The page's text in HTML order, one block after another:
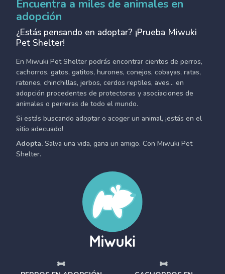
Encuentra a miles de animales en
adopción
¿Estás pensando en adoptar? ¡Prueba Miwuki
Pet Shelter!
En Miwuki Pet Shelter podrás encontrar cientos de perros,
cachorros, gatos, gatitos, hurones, conejos, cobayas, ratas,
ratones, chinchillas, jerbos, cerdos reptiles, aves... en
adopción procedentes de protectoras y asociaciones de
animales o perreras de todo el mundo.
Si estás buscando adoptar o acoger un animal, ¡estás en el
sitio adecuado!
Adopta. Salva una vida, gana un amigo. Con Miwuki Pet
Shelter.